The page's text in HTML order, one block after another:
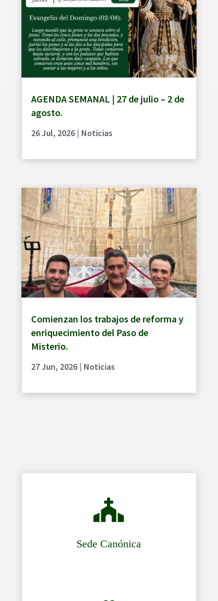
AGENDA SEMANAL | 27 de julio – 2 de
agosto.
26 Jul, 2026| Noticias
Comienzan los trabajos de reforma y
enriquecimiento del Paso de
Misterio.
27 Jun, 2026| Noticias

Sede Canónica